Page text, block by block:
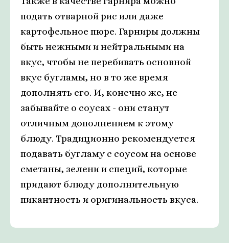
подать отварной рис или даже
картофельное пюре. Гарниры должны
быть нежными и нейтральными на
вкус, чтобы не перебивать основной
вкус бугламы, но в то же время
дополнять его. И, конечно же, не
забывайте о соусах - они станут
отличным дополнением к этому
блюду. Традиционно рекомендуется
подавать бугламу с соусом на основе
сметаны, зелени и специй, которые
придают блюду дополнительную
пикантность и оригинальность вкуса.